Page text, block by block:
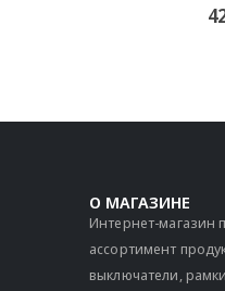
О МАГАЗИНЕ
Интернет-магазин
ассортимент
выключатели,